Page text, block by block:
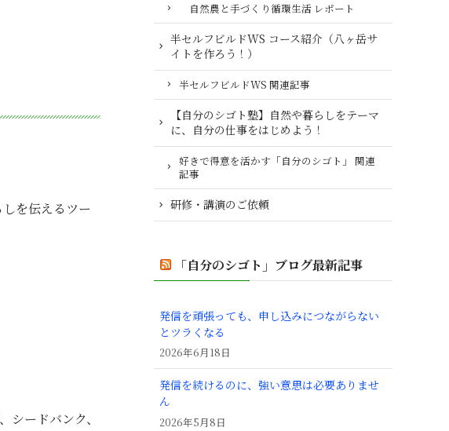
を伝えるツー
シードバンク、
自然農と手づくり循環生活 レポート
半セルフビルドWS コース紹介（八ヶ岳サ
イトを作ろう！）
半セルフビルドWS 関連記事
【自分のシゴト塾】自然や暮らしをテーマ
に、自分の仕事をはじめよう！
好きで得意を活かす「自分のシゴト」 関連
記事
研修・講演のご依頼
「自分のシゴト」ブログ最新記事
発信を頑張っても、申し込みにつながらない
とツラくなる
2026年6月18日
発信を続けるのに、強い意思は必要ありませ
ん
2026年5月8日